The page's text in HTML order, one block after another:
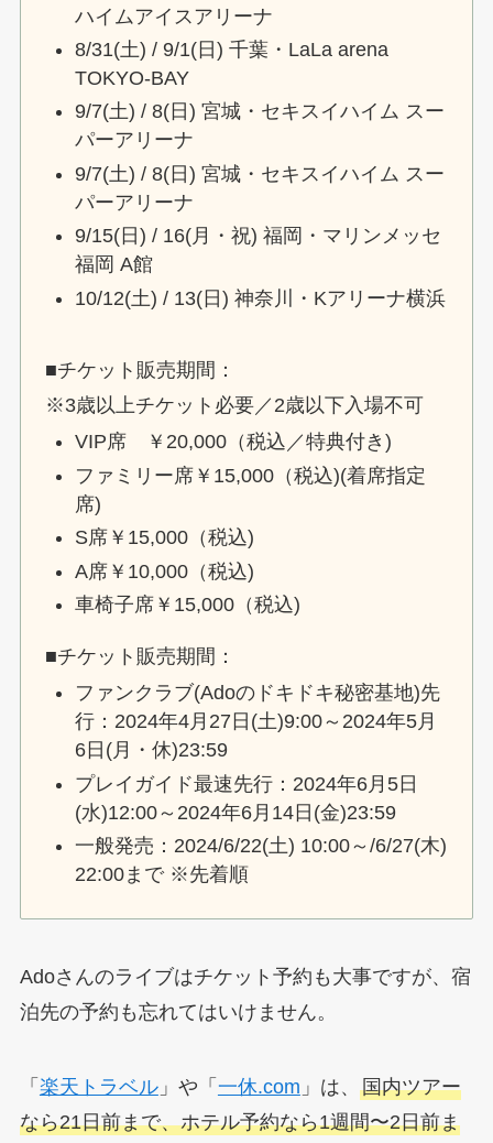
ハイムアイスアリーナ
8/31(土) / 9/1(日) 千葉・LaLa arena
TOKYO-BAY
9/7(土) / 8(日) 宮城・セキスイハイム スー
パーアリーナ
9/7(土) / 8(日) 宮城・セキスイハイム スー
パーアリーナ
9/15(日) / 16(月・祝) 福岡・マリンメッセ
福岡 A館
10/12(土) / 13(日) 神奈川・Kアリーナ横浜
■チケット販売期間：
※3歳以上チケット必要／2歳以下入場不可
VIP席 ￥20,000（税込／特典付き)
ファミリー席￥15,000（税込)(着席指定
席)
S席￥15,000（税込)
A席￥10,000（税込)
車椅子席￥15,000（税込)
■チケット販売期間：
ファンクラブ(Adoのドキドキ秘密基地)先
行：2024年4月27日(土)9:00～2024年5月
6日(月・休)23:59
プレイガイド最速先行：2024年6月5日
(水)12:00～2024年6月14日(金)23:59
一般発売：2024/6/22(土) 10:00～/6/27(木)
22:00まで ※先着順
Adoさんのライブはチケット予約も大事ですが、宿
泊先の予約も忘れてはいけません。
「 楽天トラベル」や「 一休.com 」は、 国内ツアー
なら21日前まで、ホテル予約なら1週間〜2日前ま